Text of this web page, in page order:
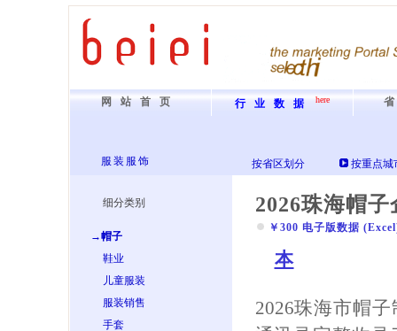
网站首页 行业数据 here
服装服饰 按省区划分 按重点城
细分类别
→帽子
鞋业
儿童服装
服装销售
手套
2026珠海帽
￥300 电子版数据
本
2026珠海市帽